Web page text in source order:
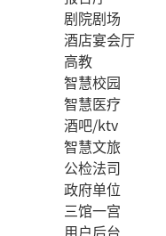
剧院剧场
酒店宴会厅
高教
智慧校园
智慧医疗
酒吧/ktv
智慧文旅
公检法司
政府单位
三馆一宫
用户后台